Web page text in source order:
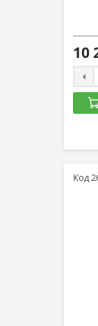
10
Код